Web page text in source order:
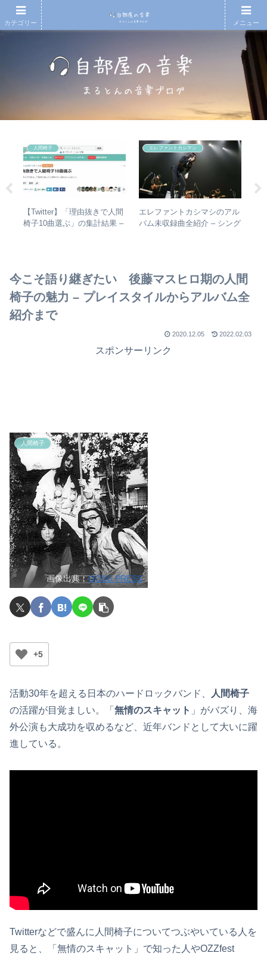
人間椅子
【Twitter】「理由抜きで人間
椅子10曲選ぶ」の集計結果 –
エレファントカシマシ
エレファントカシマシのアル
バム未収録曲全紹介 – シング
今こそ語り継ぎたい 後藤マスヒロ期の人間
椅子の魅力 – プレイスタイルからアルバム全
紹介まで
2020.12.05 2022.02.03
スポンサーリンク
人間椅子
画像出典：OOSU PRESS
+5
活動30年を超える日本のハードロックバンド、
人間椅子
の活躍が目覚ましい。「 無情のスキャット 」がバズり、海
外公演も大成功を収めるなど、近年バンドとして大いに躍
進している。
Twitterなどで盛んに人間椅子についてつぶやいている人を
見ると、「無情のスキャット」で知った人やOZZfest
カテゴリー メニュー